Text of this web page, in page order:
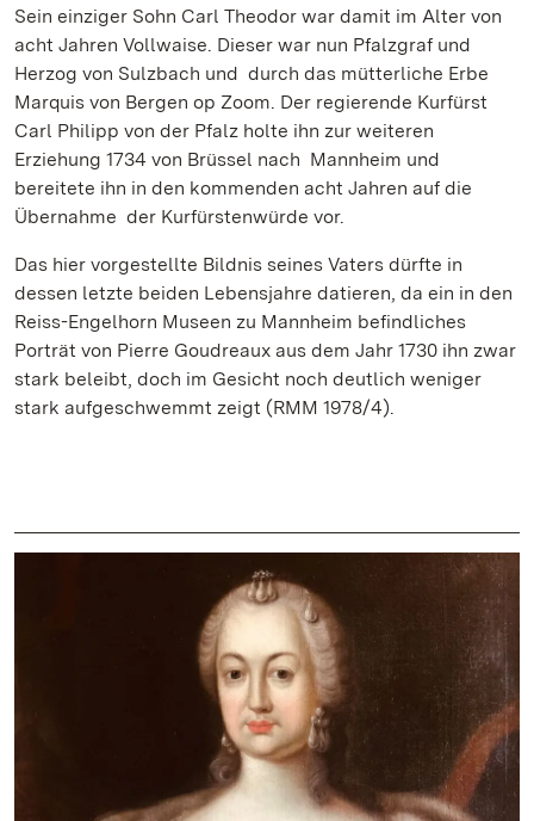
Sein einziger Sohn Carl Theodor war damit im Alter von
acht Jahren Vollwaise. Dieser war nun Pfalzgraf und
Herzog von Sulzbach und durch das mütterliche Erbe
Marquis von Bergen op Zoom. Der regierende Kurfürst
Carl Philipp von der Pfalz holte ihn zur weiteren
Erziehung 1734 von Brüssel nach Mannheim und
bereitete ihn in den kommenden acht Jahren auf die
Übernahme der Kurfürstenwürde vor.
Das hier vorgestellte Bildnis seines Vaters dürfte in
dessen letzte beiden Lebensjahre datieren, da ein in den
Reiss-Engelhorn Museen zu Mannheim befindliches
Porträt von Pierre Goudreaux aus dem Jahr 1730 ihn zwar
stark beleibt, doch im Gesicht noch deutlich weniger
stark aufgeschwemmt zeigt (RMM 1978/4).